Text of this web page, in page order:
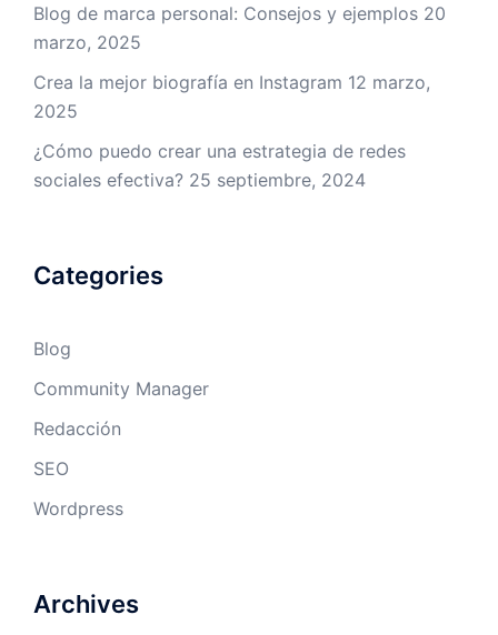
Blog de marca personal: Consejos y ejemplos 20
marzo, 2025
Crea la mejor biografía en Instagram 12 marzo,
2025
¿Cómo puedo crear una estrategia de redes
sociales efectiva? 25 septiembre, 2024
Categories
Blog
Community Manager
Redacción
SEO
Wordpress
Archives